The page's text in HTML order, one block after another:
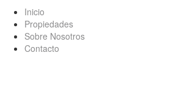
Inicio
Propiedades
Sobre Nosotros
Contacto